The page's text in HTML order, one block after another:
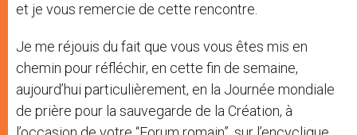
et je vous remercie de cette rencontre.
Je me réjouis du fait que vous vous êtes mis en
chemin pour réfléchir, en cette fin de semaine,
aujourd’hui particulièrement, en la Journée mondiale
de prière pour la sauvegarde de la Création, à